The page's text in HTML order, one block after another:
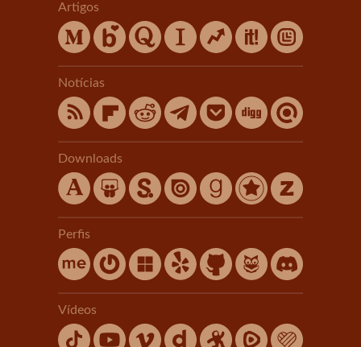
Artigos
Notícias
Downloads
Perfis
Vídeos